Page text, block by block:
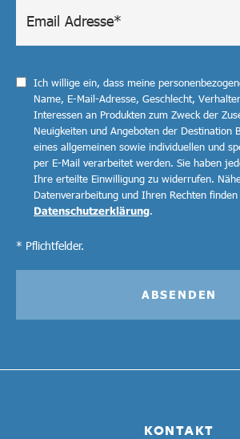
KONTAKT
Ich willige ein, dass meine
Name, E-Mail-Adresse, Geschlecht,
Interessen an Produkten zum Zweck der
Neuigkeiten und Angeboten der Destination
eines allgemeinen sowie individuellen und
per E-Mail verarbeitet werden. Sie haben
Ihre erteilte Einwilligung zu widerrufen.
Datenverarbeitung und Ihren Rechten
Datenschutzerklärung.
* Pflichtfelder.
ABSENDEN